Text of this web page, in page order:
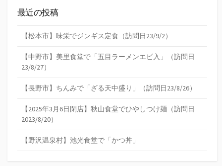
最近の投稿
【松本市】味栄でジンギス定食（訪問日23/9/2）
【中野市】美里食堂で「五目ラーメンエビ入」（訪問日
23/8/27）
【長野市】ちんみで「ざる天中盛り」（訪問日23/8/26）
【2025年3月6日閉店】秋山食堂でひやしつけ麺（訪問日
2023/8/20）
【野沢温泉村】池光食堂で「かつ丼」